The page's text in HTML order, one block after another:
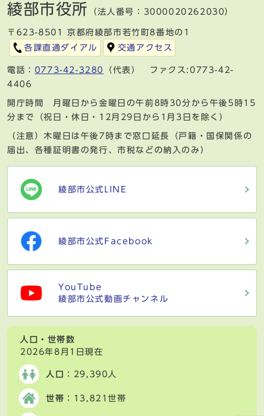
綾部市役所 （法人番号：3000020262030）
〒623-8501 京都府綾部市若竹町8番地の1
各課直通ダイアル
交通アクセス
電話： 0773-42-3280
（代表） ファクス:0773-42-
4406
開庁時間 月曜日から金曜日の午前8時30分から午後5時15
分まで（祝日・休日・12月29日から1月3日を除く）
（注意）木曜日は午後7時まで窓口延長（戸籍・国保関係の
届出、各種証明書の発行、市税などの納入のみ）
綾部市公式LINE
綾部市公式Facebook
YouTube
綾部市公式動画チャンネル
人口・世帯数
2026年8月1日現在
人口 ：29,390人
世帯 ：13,821世帯